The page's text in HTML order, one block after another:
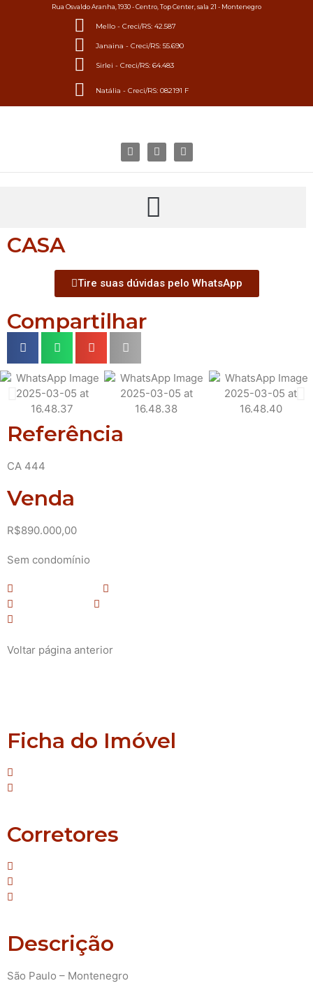
Rua Osvaldo Aranha, 1930 - Centro, Top Center, sala 21 - Montenegro
Mello - Creci/RS: 42.587
Janaina - Creci/RS: 55.690
Sirlei - Creci/RS: 64.483
Natália - Creci/RS: 082191 F
CASA
Tire suas dúvidas pelo WhatsApp
Compartilhar
Referência
CA 444
Venda
R$890.000,00
Sem condomínio
Voltar página anterior
Ficha do Imóvel
Corretores
Descrição
São Paulo – Montenegro